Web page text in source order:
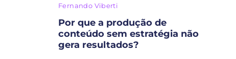
Fernando Viberti
Por que a produção de
conteúdo sem estratégia não
gera resultados?